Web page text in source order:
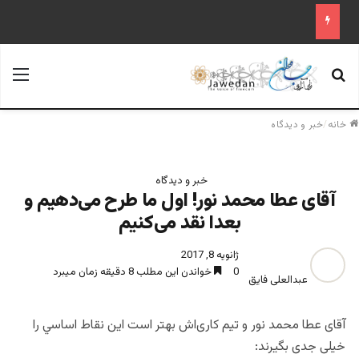
جستجو برای
خانه/خبر و دیدگاه
خبر و دیدگاه
آقای عطا محمد نور! اول ما طرح می‌دهيم و
بعدا نقد می‌كنيم
عبدالعلی فایق
ژانویه 8, 2017
0
خواندن این مطلب 8 دقیقه زمان میبرد
آقای عطا محمد نور و تيم كاری‌اش بهتر است اين نقاط اساسي را
خيلی جدی بگيرند: